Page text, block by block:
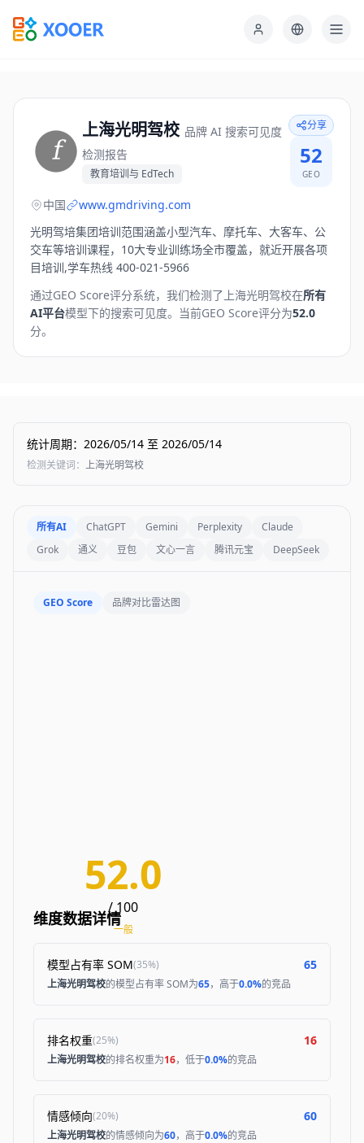
上海光明驾校 品牌 AI 搜索可见度
检测报告
教育培训与 EdTech
分享
52
GEO
中国
www.gmdriving.com
光明驾培集团培训范围涵盖小型汽车、摩托车、大客车、公
交车等培训课程，10大专业训练场全市覆盖，就近开展各项
目培训,学车热线 400-021-5966
通过GEO Score评分系统，我们检测了 上海光明驾校在所有
AI平台模型下的搜索可见度。 当前GEO Score评分为52.0
分。
统计周期： 2026/05/14 至 2026/05/14
检测关键词： 上海光明驾校
所有AI ChatGPT Gemini Perplexity
Claude
Grok
通义 豆包 文心一言 腾讯元宝 DeepSeek
GEO Score 品牌对比雷达图
52.0
/ 100
一般
维度数据详情
模型占有率 SOM(35%) 65
上海光明驾校的模型占有率 SOM为65，高于0.0%的竞品
排名权重(25%) 16
上海光明驾校的排名权重为16，低于0.0%的竞品
情感倾向(20%) 60
上海光明驾校的情感倾向为60，高于0.0%的竞品